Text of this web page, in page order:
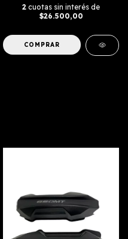
2 cuotas sin interés de
$26.500,00
COMPRAR